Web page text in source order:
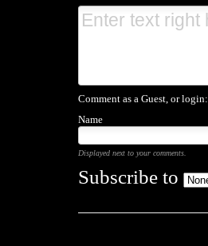
Comment as a Guest, or login:
Name
Displayed next to your comments.
Subscribe to